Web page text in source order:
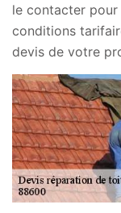
le contacter pour
conditions
devis de votre